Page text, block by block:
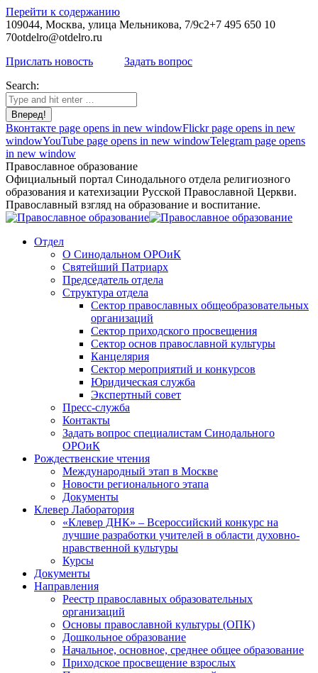
Перейти к содержанию
109044, Москва, улица Мельникова, 7/9с2+7 495 650 10
70otdelro@otdelro.ru
Прислать новость
Задать вопрос
Search:
Вконтакте page opens in new windowFlickr page opens in new
windowYouTube page opens in new windowTelegram page opens
in new window
Православное образование
Официальный портал Синодального отдела религиозного
образования и катехизации Русской Православной Церкви.
Православный взгляд на образование и воспитание.
Отдел
О Синодальном ОРОиК
Святейший Патриарх
Председатель отдела
Структура отдела
Сектор православных общеобразовательных
организаций
Сектор приходского просвещения
Сектор основ православной культуры
Канцелярия
Сектор мероприятий и конкурсов
Юридическая служба
Экспертный совет
Пресс-служба
Контакты
Задать вопрос специалистам Синодального
ОРОиК
Рождественские чтения
Международный этап в Москве
Новости регионального этапа
Документы
Клевер Лаборатория
«Клевер ДНК» – Всероссийский конкурс на
лучшие разработки учителей в области духовно-
нравственной культуры
Курсы
Документы
Направления
Реестр православных образовательных
организаций
Основы православной культуры (ОПК)
Дошкольное образование
Начальное, основное, среднее общее образование
Приходское просвещение взрослых